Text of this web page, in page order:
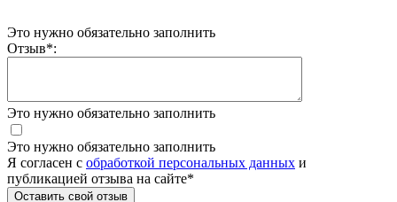
Это нужно обязательно заполнить
Отзыв*:
Это нужно обязательно заполнить
Это нужно обязательно заполнить
Я согласен c обработкой персональных данных и
публикацией отзыва на сайте*